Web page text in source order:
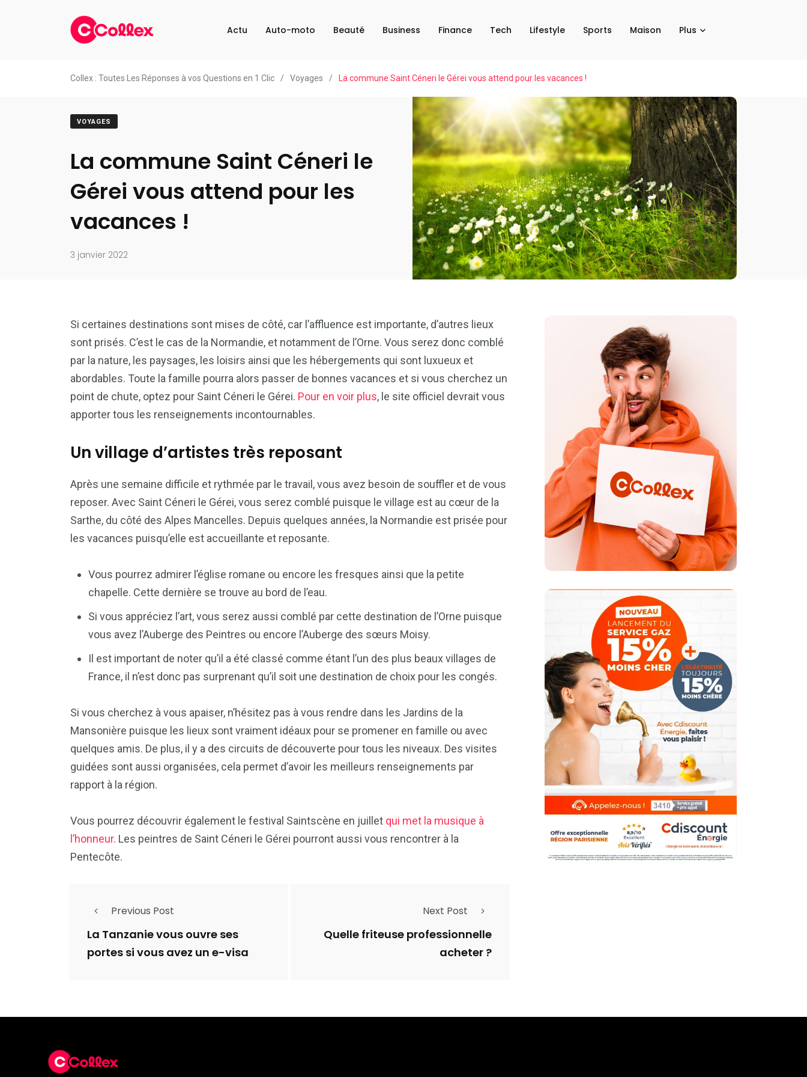
Actu Auto-moto Beauté Business Finance Tech Lifestyle Sports Maison Plus
Collex : Toutes Les Réponses à vos Questions en 1 Clic / Voyages / La commune Saint Céneri le Gérei vous attend pour les vacances !
VOYAGES
La commune Saint Céneri le
Gérei vous attend pour les
vacances !
3 janvier 2022
Si certaines destinations sont mises de côté, car l’affluence est importante, d’autres lieux
sont prisés. C’est le cas de la Normandie, et notamment de l’Orne. Vous serez donc comblé
par la nature, les paysages, les loisirs ainsi que les hébergements qui sont luxueux et
abordables. Toute la famille pourra alors passer de bonnes vacances et si vous cherchez un
point de chute, optez pour Saint Céneri le Gérei. Pour en voir plus, le site officiel devrait vous
apporter tous les renseignements incontournables.
Un village d’artistes très reposant
Après une semaine difficile et rythmée par le travail, vous avez besoin de souffler et de vous
reposer. Avec Saint Céneri le Gérei, vous serez comblé puisque le village est au cœur de la
Sarthe, du côté des Alpes Mancelles. Depuis quelques années, la Normandie est prisée pour
les vacances puisqu’elle est accueillante et reposante.
Vous pourrez admirer l’église romane ou encore les fresques ainsi que la petite
chapelle. Cette dernière se trouve au bord de l’eau.
Si vous appréciez l’art, vous serez aussi comblé par cette destination de l’Orne puisque
vous avez l’Auberge des Peintres ou encore l’Auberge des sœurs Moisy.
Il est important de noter qu’il a été classé comme étant l’un des plus beaux villages de
France, il n’est donc pas surprenant qu’il soit une destination de choix pour les congés.
Si vous cherchez à vous apaiser, n’hésitez pas à vous rendre dans les Jardins de la
Mansonière puisque les lieux sont vraiment idéaux pour se promener en famille ou avec
quelques amis. De plus, il y a des circuits de découverte pour tous les niveaux. Des visites
guidées sont aussi organisées, cela permet d’avoir les meilleurs renseignements par
rapport à la région.
Vous pourrez découvrir également le festival Saintscène en juillet qui met la musique à
l’honneur. Les peintres de Saint Céneri le Gérei pourront aussi vous rencontrer à la
Pentecôte.
Previous Post
La Tanzanie vous ouvre ses
portes si vous avez un e-visa
Next Post
Quelle friteuse professionnelle
acheter ?